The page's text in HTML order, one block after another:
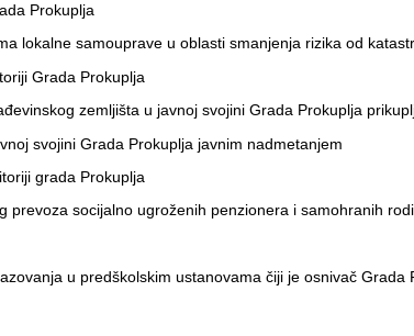
Prokuplja
lokalne samouprave u oblasti smanjenja rizika od
Grada Prokuplja
zemljišta u javnoj svojini Grada Prokuplja
svojini Grada Prokuplja javnim nadmetanjem
grada Prokuplja
prevoza socijalno ugroženih penzionera i samohranih
u predškolskim ustanovama čiji je osnivač Grada